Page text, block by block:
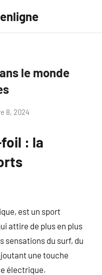
le monde
8, 2024
foil : la
est un sport
attire de plus en plus
sensations du surf, du
une touche
électrique.